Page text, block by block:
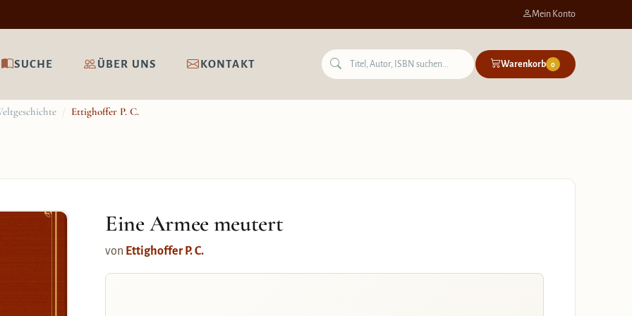
Mein Konto
SUCHE ÜBER UNS KONTAKT Warenkorb 0
/ Ettighoffer P. C.
Eine Armee meutert
von Ettighoffer P. C.